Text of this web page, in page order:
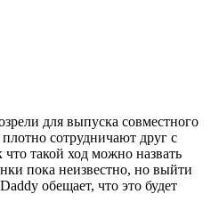
для выпуска совместного
сотрудничают друг с
такой ход можно назвать
пока неизвестно, но выйти
обещает, что это будет